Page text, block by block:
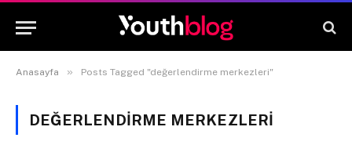
Anasayfa » Posts Tagged "değerlendirme merkezleri"
DEĞERLENDIRME MERKEZLERI